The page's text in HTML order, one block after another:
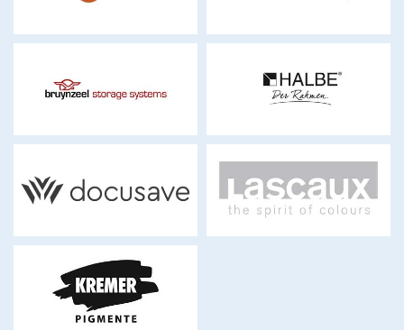
bruynzeel.ch halbe-rahmen.de
docusave.ch lascaux.ch
kremer-
pigmente.com